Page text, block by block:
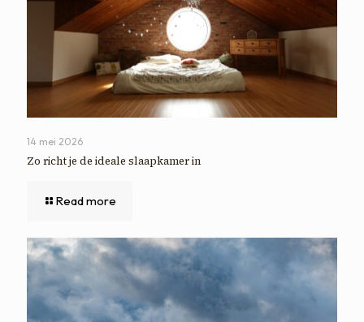
14 mei 2026
Zo richt je de ideale slaapkamer in
Read more